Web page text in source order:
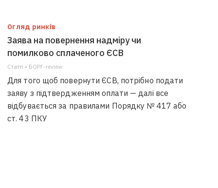
Огляд ринків
Заява на повернення надміру чи
помилково сплаченого ЄСВ
Статті • БОРГ-review
Для того щоб повернути ЄСВ, потрібно подати
заяву з підтвердженням оплати — далі все
відбувається за правилами Порядку № 417 або
ст. 43 ПКУ